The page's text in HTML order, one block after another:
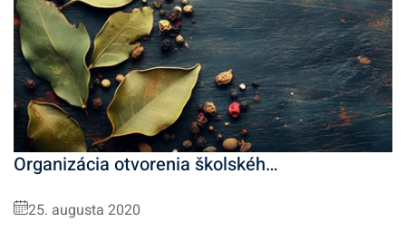
Organizácia otvorenia školskéh…
25. augusta 2020